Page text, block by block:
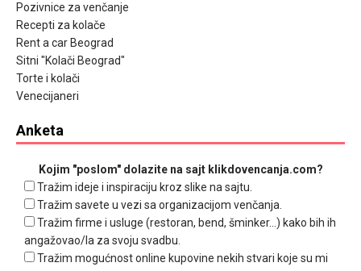
Pozivnice za venčanje
Recepti za kolače
Rent a car Beograd
Sitni "Kolači Beograd"
Torte i kolači
Venecijaneri
Anketa
Kojim "poslom" dolazite na sajt klikdovencanja.com?
Tražim ideje i inspiraciju kroz slike na sajtu.
Tražim savete u vezi sa organizacijom venčanja.
Tražim firme i usluge (restoran, bend, šminker...) kako bih ih
angažovao/la za svoju svadbu.
Tražim mogućnost online kupovine nekih stvari koje su mi